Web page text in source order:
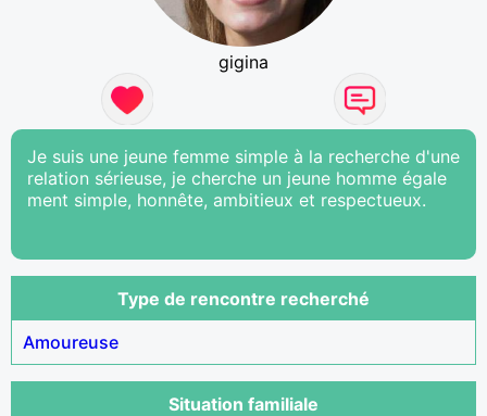
gigina
Je suis une jeune femme simple à la recherche d'une
relation sérieuse, je cherche un jeune homme égale
ment simple, honnête, ambitieux et respectueux.
Type de rencontre recherché
Amoureuse
Situation familiale